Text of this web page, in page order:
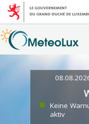
Keine
aktiv